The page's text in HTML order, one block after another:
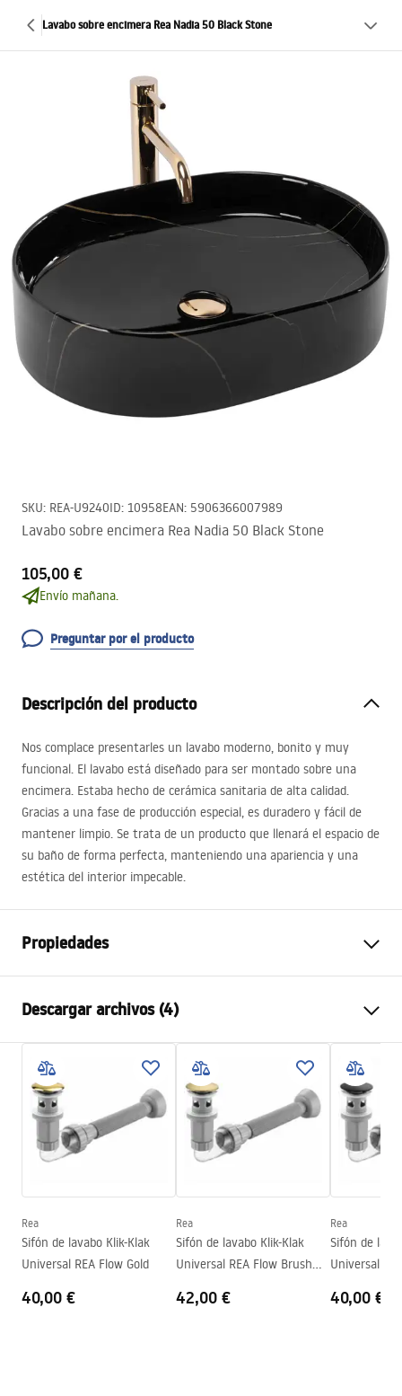
Lavabo sobre encimera Rea Nadia 50 Black Stone
SKU: REA-U9240ID: 10958EAN: 5906366007989
Lavabo sobre encimera Rea Nadia 50 Black Stone
105,00 €
Envío mañana.
Preguntar por el producto
Descripción del producto
Nos complace presentarles un lavabo moderno, bonito y muy
funcional. El lavabo está diseñado para ser montado sobre una
encimera. Estaba hecho de cerámica sanitaria de alta calidad.
Gracias a una fase de producción especial, es duradero y fácil de
mantener limpio. Se trata de un producto que llenará el espacio de
su baño de forma perfecta, manteniendo una apariencia y una
estética del interior impecable.
Propiedades
Material
Color
Imitación piedra
Acabado
Brillo
Longitud
500
Anchura
380mm
Altura
140
Forma
Agujero del grifo
No
Descargar archivos (4)
Instrucciones de montaje
Karta produktu
Deklaracja Właściwości Użytkowych
Rea
Sifón de lavabo Klik-Klak
Universal REA Flow Gold
40,00 €
Rea
Sifón de lavabo Klik-Klak
Universal REA Flow Brush
42,00 €
Rea
Sifón de
Universal
40,00 €